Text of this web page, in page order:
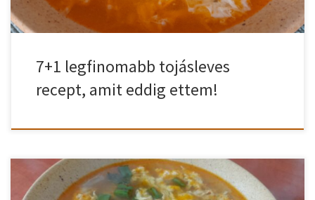
7+1 legfinomabb tojásleves
recept, amit eddig ettem!